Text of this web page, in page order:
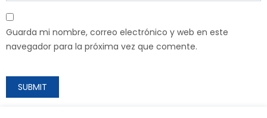
Guarda mi nombre, correo electrónico y web en este
navegador para la próxima vez que comente.